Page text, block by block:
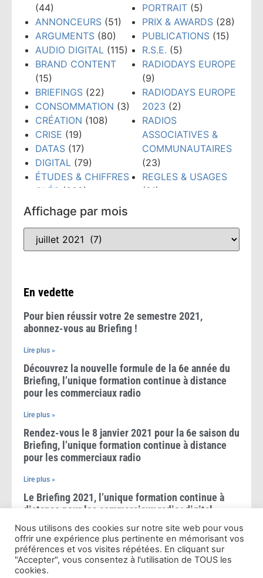
(44)
ANNONCEURS (51)
ARGUMENTS (80)
AUDIO DIGITAL (115)
BRAND CONTENT
(15)
BRIEFINGS (22)
CONSOMMATION (3)
CRÉATION (108)
CRISE (19)
DATAS (17)
DIGITAL (79)
ÉTUDES & CHIFFRES
CLÉS (300)
ÉVÉNEMENTS
(159)
FORMATION(148)
GRANDS PRIX PUB
RADIO(10)
PORTRAIT (5)
PRIX & AWARDS (28)
PUBLICATIONS (15)
R.S.E. (5)
RADIODAYS EUROPE
(9)
RADIODAYS EUROPE
2023 (2)
RADIOS
ASSOCIATIVES &
COMMUNAUTAIRES
(23)
REGLES & USAGES
(21)
Affichage par mois
En vedette
Pour bien réussir votre 2e semestre 2021,
abonnez-vous au Briefing !
Lire plus »
Découvrez la nouvelle formule de la 6e année du
Briefing, l’unique formation continue à distance
pour les commerciaux radio
Lire plus »
Rendez-vous le 8 janvier 2021 pour la 6e saison du
Briefing, l’unique formation continue à distance
pour les commerciaux radio
Lire plus »
Le Briefing 2021, l’unique formation continue à
distance pour les commerciaux radio+digital
Lire plus »
Le Briefing 2020, l’unique formation à distance
pour les commerciaux radio+digital
Nous utilisons des cookies sur notre site web pour vous
offrir une expérience plus pertinente en mémorisant vos
préférences et vos visites répétées. En cliquant sur
"Accepter", vous consentez à l'utilisation de TOUS les
cookies.